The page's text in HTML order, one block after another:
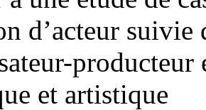
d’acteur suivie
producteur
et artistique